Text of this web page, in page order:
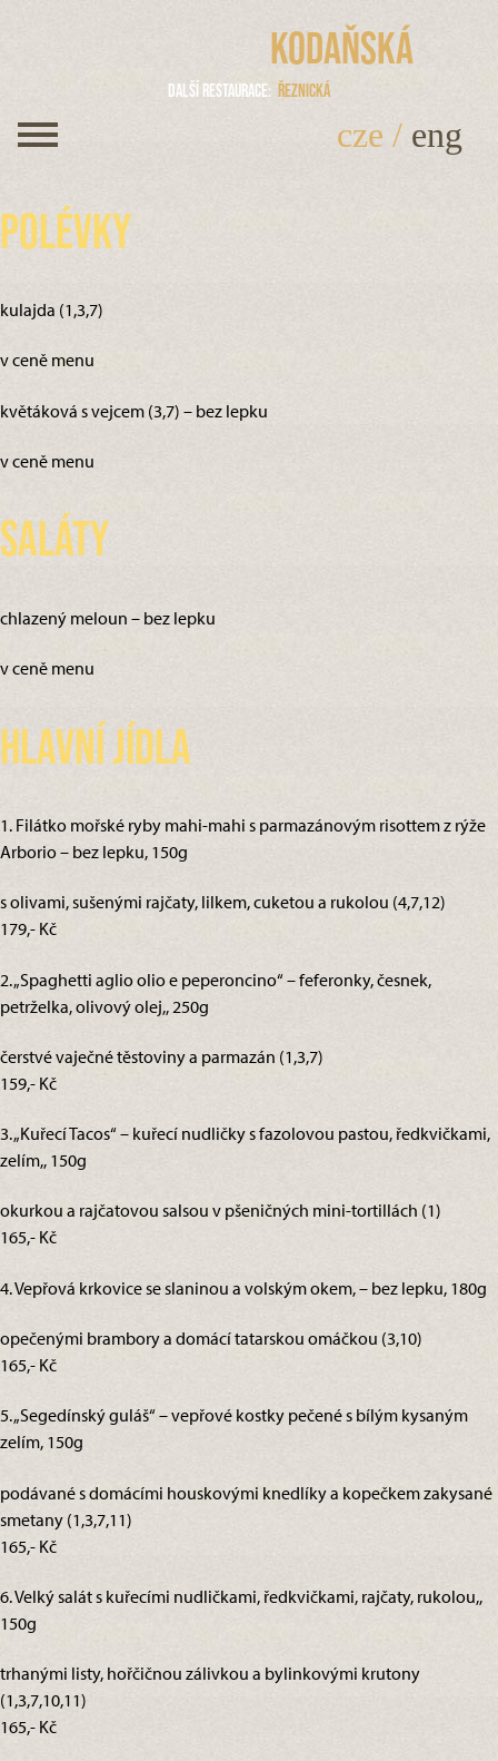
Kodaňská
Další restaurace Řeznická
cze / eng
Polévky
kulajda (1,3,7)
v ceně menu
květáková s vejcem (3,7) – bez lepku
v ceně menu
Saláty
chlazený meloun – bez lepku
v ceně menu
Hlavní jídla
1. Filátko mořské ryby mahi-mahi s parmazánovým risottem z rýže
Arborio – bez lepku, 150g
s olivami, sušenými rajčaty, lilkem, cuketou a rukolou (4,7,12)
179,- Kč
2. „Spaghetti aglio olio e peperoncino“ – feferonky, česnek,
petrželka, olivový olej,, 250g
čerstvé vaječné těstoviny a parmazán (1,3,7)
159,- Kč
3. „Kuřecí Tacos“ – kuřecí nudličky s fazolovou pastou, ředkvičkami,
zelím,, 150g
okurkou a rajčatovou salsou v pšeničných mini-tortillách (1)
165,- Kč
4. Vepřová krkovice se slaninou a volským okem, – bez lepku, 180g
opečenými brambory a domácí tatarskou omáčkou (3,10)
165,- Kč
5. „Segedínský guláš“ – vepřové kostky pečené s bílým kysaným
zelím, 150g
podávané s domácími houskovými knedlíky a kopečkem zakysané
smetany (1,3,7,11)
165,- Kč
6. Velký salát s kuřecími nudličkami, ředkvičkami, rajčaty, rukolou,,
150g
trhanými listy, hořčičnou zálivkou a bylinkovými krutony
(1,3,7,10,11)
165,- Kč